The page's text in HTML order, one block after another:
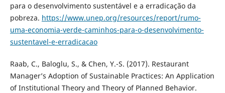
para o desenvolvimento sustentável e a erradicação da
pobreza. https://www.unep.org/resources/report/rumo-
uma-economia-verde-caminhos-para-o-desenvolvimento-
sustentavel-e-erradicacao
Raab, C., Baloglu, S., & Chen, Y.-S. (2017). Restaurant
Manager’s Adoption of Sustainable Practices: An Application
of Institutional Theory and Theory of Planned Behavior.